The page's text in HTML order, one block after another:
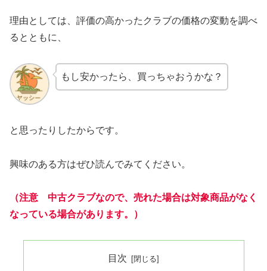
理由としては、評価の高かったクラブの価格の変動を調べ
るとともに、
もし安かったら、買っちゃおうかな？
と思ったりしたからです。
興味のある方はぜひ読んでみてください。
（注意 中古クラブなので、売れた場合は対象商品がなく
なっている場合があります。）
目次